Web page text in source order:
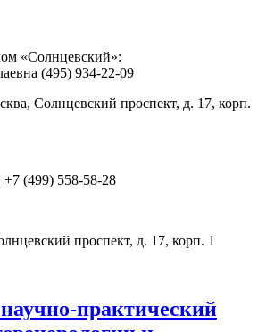
«Солнцевский»:
(495) 934-22-09
Солнцевский проспект, д. 17, корп.
+7 (499) 558-58-28
проспект, д. 17, корп. 1
практический